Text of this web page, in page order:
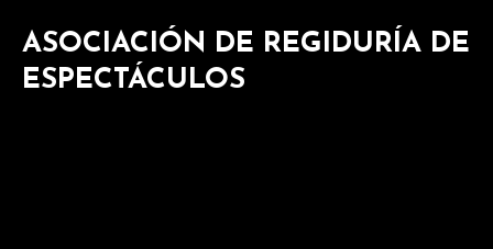
ASOCIACIÓN DE REGIDURÍA DE
ESPECTÁCULOS